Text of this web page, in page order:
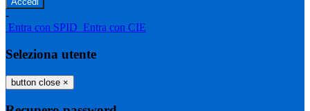
-
Entra con SPID Entra con CIE
Seleziona utente
button close ×